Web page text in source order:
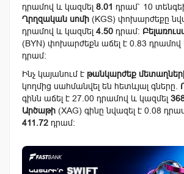
դրամով և կազմել 8.01 դրամ` 10
Ղրղզական սոմի (KGS) փոխարժեքը
դրամով և կազմել 4.50 դրամ:
(BYN) փոխարժեքն աճել է 0.83 դրամով
դրամ:
Ինչ կայանում է թանկարժեք
կողմից սահմանվել են հետևյալ գները.
գինն աճել է 27.00 դրամով և կազմել
Արծաթի (XAG) գինը նվազել է 0.08
411.72 դրամ: